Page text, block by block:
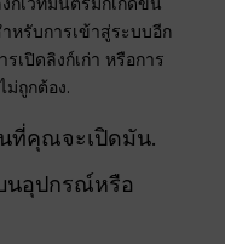
หรับการเข้าสู่ระบบอีก
เปิดลิงก์เก่า หรือการ
ถูกต้อง.
ที่คุณจะเปิดมัน.
นอุปกรณ์หรือ